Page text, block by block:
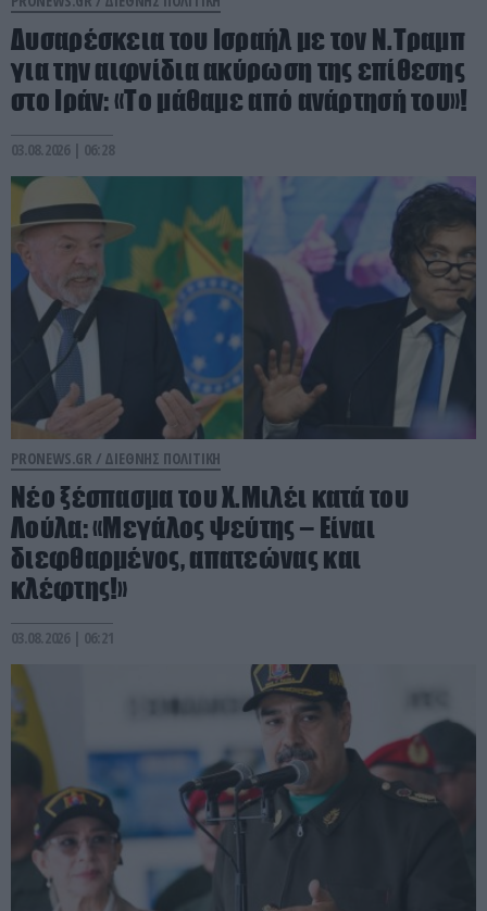
Δυσαρέσκεια του Ισραήλ με τον Ν.Τραμπ
για την αιφνίδια ακύρωση της επίθεσης
στο Ιράν: «Το μάθαμε από ανάρτησή του»!
03.08.2026 | 06:28
PRONEWS.GR / ΔΙΕΘΝΗΣ ΠΟΛΙΤΙΚΗ
Νέο ξέσπασμα του Χ.Μιλέι κατά του
Λούλα: «Μεγάλος ψεύτης – Είναι
διεφθαρμένος, απατεώνας και
κλέφτης!»
03.08.2026 | 06:21